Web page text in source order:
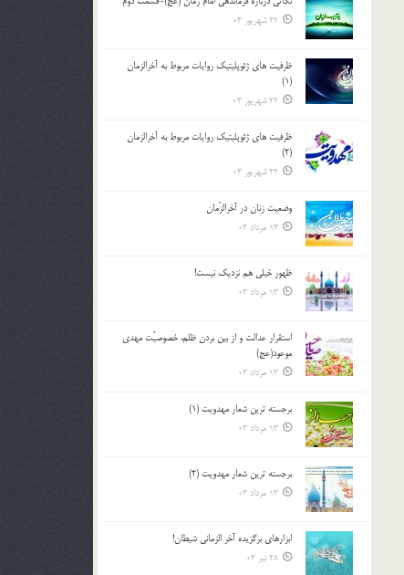
22 شهریور 03
ظرفیت های ژئوپلیتیک روایات مربوط به آخرالزمان
(1)
22 شهریور 03
ظرفیت های ژئوپلیتیک روایات مربوط به آخرالزمان
(2)
22 شهریور 03
وضعیت زنان در آخرالزّمان
13 مرداد 03
ظهور خیلی هم نزدیک نیست!
13 مرداد 03
استقرار عدالت و از بين بردن ظلم، خصوصيّت مهدي
موعود(عج)
13 مرداد 03
برجسته ترين شعار مهدويت (1)
13 مرداد 03
برجسته ترين شعار مهدويت (2)
13 مرداد 03
ابزارهاي برگزيده آخر الزماني شيطان!
28 تیر 03